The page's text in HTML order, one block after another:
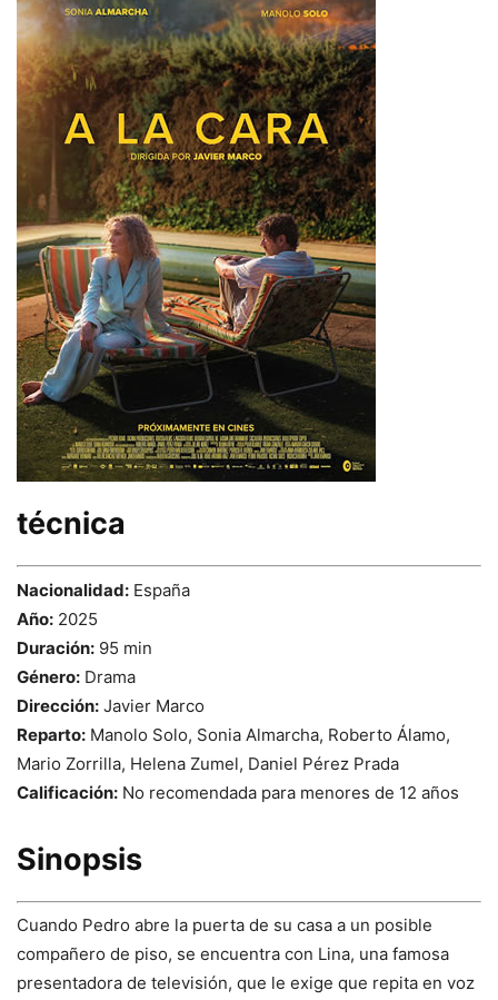
técnica
Nacionalidad: España
Año: 2025
Duración: 95 min
Género: Drama
Dirección: Javier Marco
Reparto: Manolo Solo, Sonia Almarcha, Roberto Álamo,
Mario Zorrilla, Helena Zumel, Daniel Pérez Prada
Calificación: No recomendada para menores de 12 años
Sinopsis
Cuando Pedro abre la puerta de su casa a un posible
compañero de piso, se encuentra con Lina, una famosa
presentadora de televisión, que le exige que repita en voz